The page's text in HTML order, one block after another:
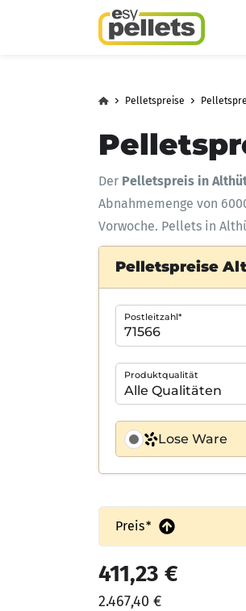
Pelletspreise
Der Pelletspreis in
Abnahmemenge von
Vorwoche. Pellets in
Pelletspreise
Lose Ware
Postleitzahl*
Produktqualität
Preis*
411,23 €
2.467,40 €